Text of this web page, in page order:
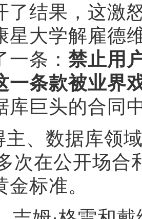
了结果，这激
星大学解雇德
条： 禁止用
一条款被业界
库巨头的合同
主、数据库领
次在公开场合
标准。